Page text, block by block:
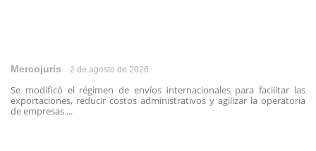
Mercojuris 2 de agosto de 2026
Se modificó el régimen de envíos internacionales para facilitar las
exportaciones, reducir costos administrativos y agilizar la operatoria
de empresas ...